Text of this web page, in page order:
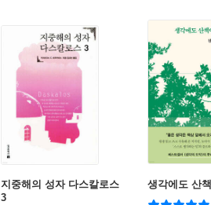
지중해의 성자 다스칼로스
3
생각에도 산